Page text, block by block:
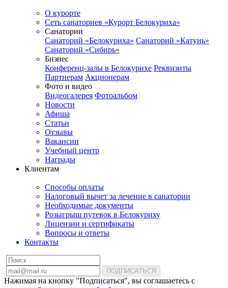
О курорте
Сеть санаториев «Курорт Белокуриха»
Санатории
Санаторий «Белокуриха» Санаторий «Катунь»
Санаторий «Сибирь»
Бизнес
Конференц-залы в Белокурихе Реквизиты
Партнерам Акционерам
Фото и видео
Видеогалерея Фотоальбом
Новости
Афиша
Статьи
Отзывы
Вакансии
Учебный центр
Награды
Клиентам
Способы оплаты
Налоговый вычет за лечение в санатории
Необходимые документы
Розыгрыш путевок в Белокуриху
Лицензии и сертификаты
Вопросы и ответы
Контакты
ПОДПИСАТЬСЯ
Нажимая на кнопку "Подписаться", вы соглашаетесь с